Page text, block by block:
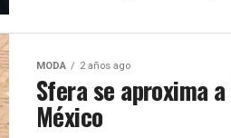
MODA 2 años ago
Sfera se aproxima
México